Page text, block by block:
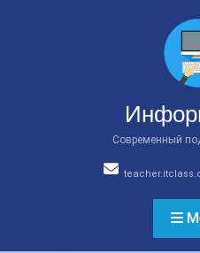
Современный